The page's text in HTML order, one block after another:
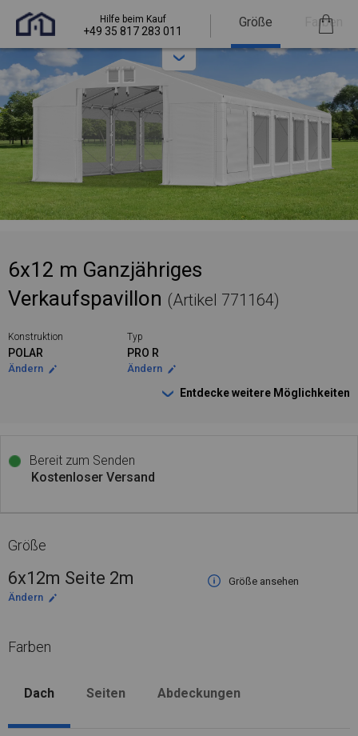
Hilfe beim Kauf
+49 35 817 283 011
Größe Farben
6x12 m Ganzjähriges
Verkaufspavillon (Artikel 771164)
Konstruktion
POLAR
Ändern
Typ
PRO R
Ändern
Entdecke weitere Möglichkeiten
Bereit zum Senden
Kostenloser Versand
Größe
6x12m Seite 2m
Größe ansehen
Ändern
Farben
Dach Seiten Abdeckungen